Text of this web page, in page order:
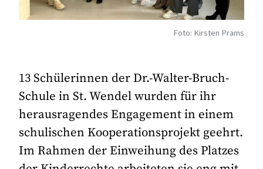
Foto: Kirsten Prams
13 Schülerinnen der Dr.-Walter-Bruch-
Schule in St. Wendel wurden für ihr
herausragendes Engagement in einem
schulischen Kooperationsprojekt geehrt.
Im Rahmen der Einweihung des Platzes